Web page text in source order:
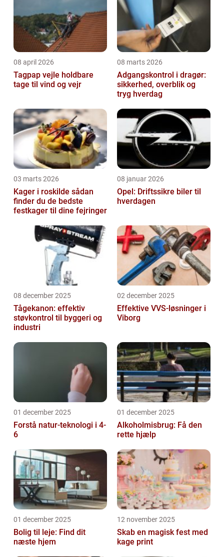
08 april 2026
Tagpap vejle holdbare
tage til vind og vejr
08 marts 2026
Adgangskontrol i dragør:
sikkerhed, overblik og
tryg hverdag
03 marts 2026
Kager i roskilde sådan
finder du de bedste
festkager til dine fejringer
08 januar 2026
Opel: Driftssikre biler til
hverdagen
08 december 2025
Tågekanon: effektiv
støvkontrol til byggeri og
industri
02 december 2025
Effektive VVS-løsninger i
Viborg
01 december 2025
Forstå natur-teknologi i 4-
6
01 december 2025
Alkoholmisbrug: Få den
rette hjælp
01 december 2025
Bolig til leje: Find dit
næste hjem
12 november 2025
Skab en magisk fest med
kage print